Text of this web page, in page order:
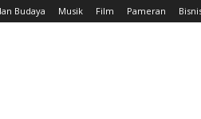
Budaya Musik Film Pameran